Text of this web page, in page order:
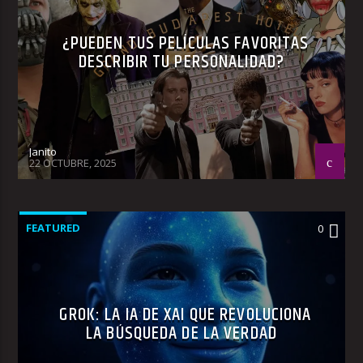
¿PUEDEN TUS PELÍCULAS FAVORITAS
DESCRIBIR TU PERSONALIDAD?
Janito
22 OCTUBRE, 2025
FEATURED 0
GROK: LA IA DE XAI QUE REVOLUCIONA
LA BÚSQUEDA DE LA VERDAD